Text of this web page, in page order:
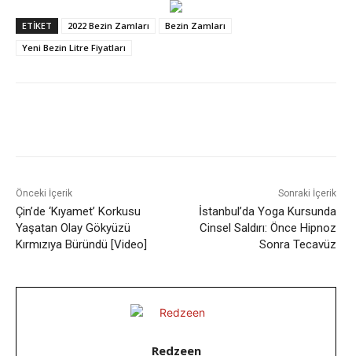
ETIKET 2022 Bezin Zamları
Bezin Zamları
Yeni Bezin Litre Fiyatları
Önceki İçerik
Çin’de ‘Kıyamet’ Korkusu
Yaşatan Olay Gökyüzü
Kırmızıya Büründü [Video]
Sonraki İçerik
İstanbul’da Yoga Kursunda
Cinsel Saldırı: Önce Hipnoz
Sonra Tecavüz
Redzeen